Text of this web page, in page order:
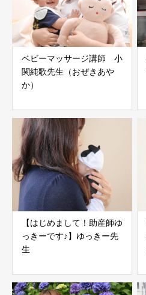
ベビーマッサージ講師 小
関純歌先生（おぜきあや
か）
【はじめまして！助産師ゆ
っきーです♪】ゆっきー先
生